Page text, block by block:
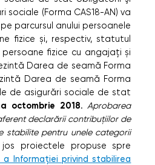
(Forma CAS18-AN) va
parcursul anului persoanele
fizice și, respectiv, statutul
fizice cu angajați și
Darea de seamă Forma
Darea de seamă Forma
de asigurări sociale de stat
octombrie 2018. Aprobarea
declarării contribuțiilor de
stabilite pentru unele categorii
proiectele propuse spre
Informației privind stabilirea